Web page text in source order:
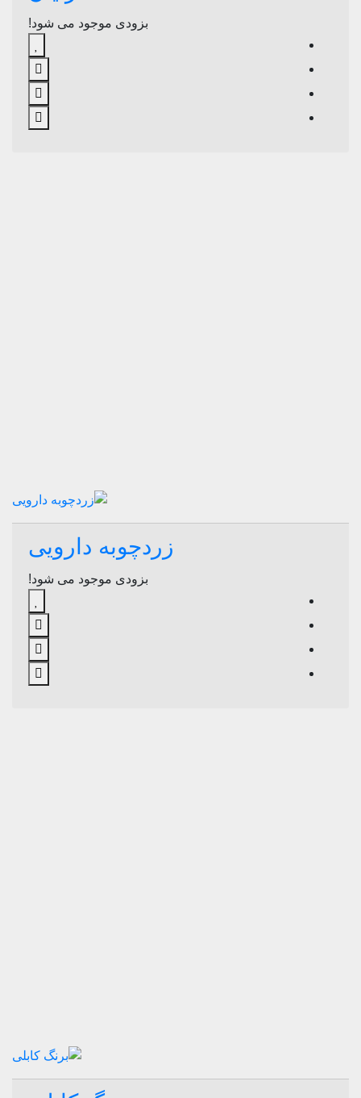
بزودی موجود می شود!
زردچوبه دارویی
بزودی موجود می شود!